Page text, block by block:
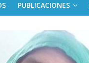
PUBLICACIONES